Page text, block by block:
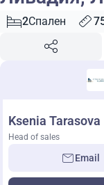
2Спален
Ksenia Tarasova
Head of sales
Email